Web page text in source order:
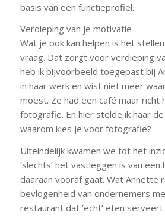
basis van een functieprofiel.
Verdieping van je motivatie
Wat je ook kan helpen is het
vraag. Dat zorgt voor verdieping
heb ik bijvoorbeeld toegepast bij
in haar werk en wist niet meer
moest. Ze had een café maar richt
fotografie. En hier stelde ik haar
waarom kies je voor fotografie?
Uiteindelijk kwamen we tot het
‘slechts’ het vastleggen is van
daaraan vooraf gaat. Wat Annette
bevlogenheid van ondernemers
restaurant dat ‘echt’ eten